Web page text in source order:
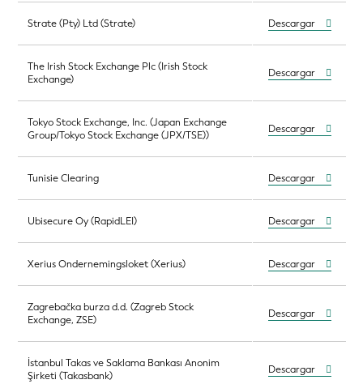
Strate (Pty) Ltd (Strate) Descargar
The Irish Stock Exchange Plc (Irish Stock
Exchange)
Descargar
Tokyo Stock Exchange, Inc. (Japan Exchange
Group/Tokyo Stock Exchange (JPX/TSE))
Descargar
Tunisie Clearing Descargar
Ubisecure Oy (RapidLEI) Descargar
Xerius Ondernemingsloket (Xerius) Descargar
Zagrebačka burza d.d. (Zagreb Stock
Exchange, ZSE)
Descargar
İstanbul Takas ve Saklama Bankası Anonim
Şirketi (Takasbank)
Descargar